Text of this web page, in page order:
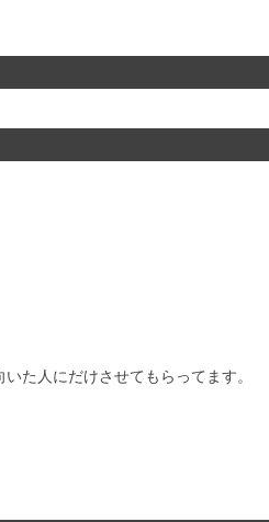
た人にだけさせてもらってます。